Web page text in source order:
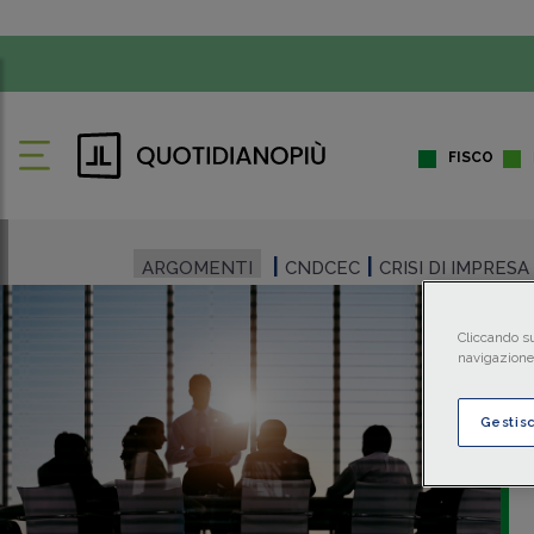
FISCO
ARGOMENTI CNDCEC CRISI DI IMPRESA
Cliccando